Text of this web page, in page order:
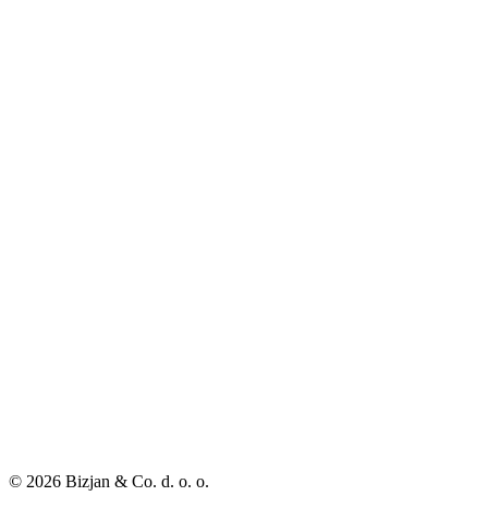
© 2026 Bizjan & Co. d. o. o.